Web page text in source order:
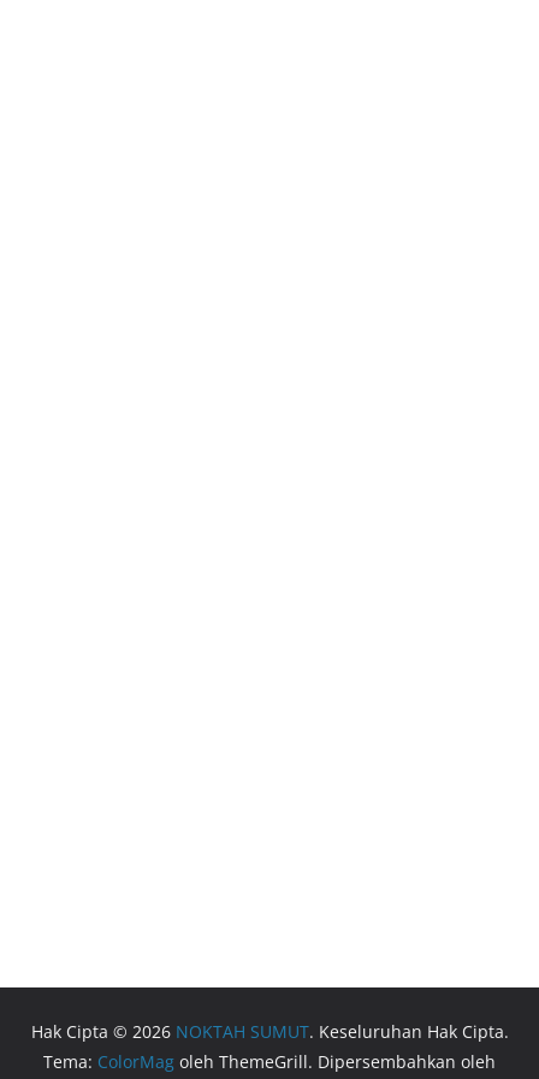
Hak Cipta © 2026 NOKTAH SUMUT. Keseluruhan Hak Cipta.
Tema: ColorMag oleh ThemeGrill. Dipersembahkan oleh